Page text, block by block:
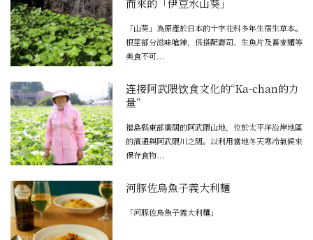
而來的「伊豆水山葵」
「山葵」為原產於日本的十字花科多年生宿生草本。
根莖部分滋味嗆辣，係搭配壽司、生魚片及蕎麥麵等
美食不可...
连接阿武隈饮食文化的“Ka-chan的力
量”
福島縣東部廣闊的阿武隈山地，位於太平洋沿岸地區
的濱通與阿武隈川之間。以利用當地冬天寒冷氣候來
保存食物...
河豚佐烏魚子義大利麵
「河豚佐烏魚子義大利麵」